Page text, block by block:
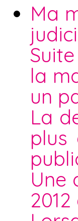
Ma
la
un
La
plus
Une